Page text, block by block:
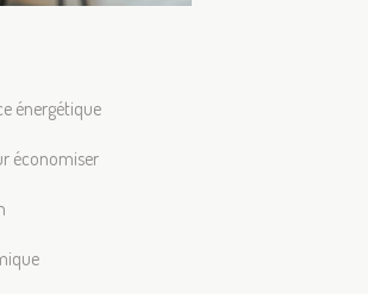
énergétique
économiser